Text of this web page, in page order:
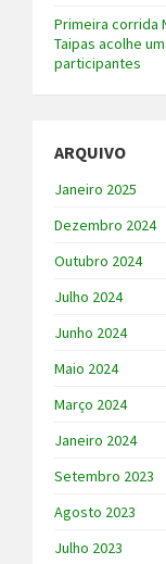
Primeira corrida
Taipas acolhe
participantes
ARQUIVO
Janeiro 2025
Dezembro 2024
Outubro 2024
Julho 2024
Junho 2024
Maio 2024
Março 2024
Janeiro 2024
Setembro 2023
Agosto 2023
Julho 2023